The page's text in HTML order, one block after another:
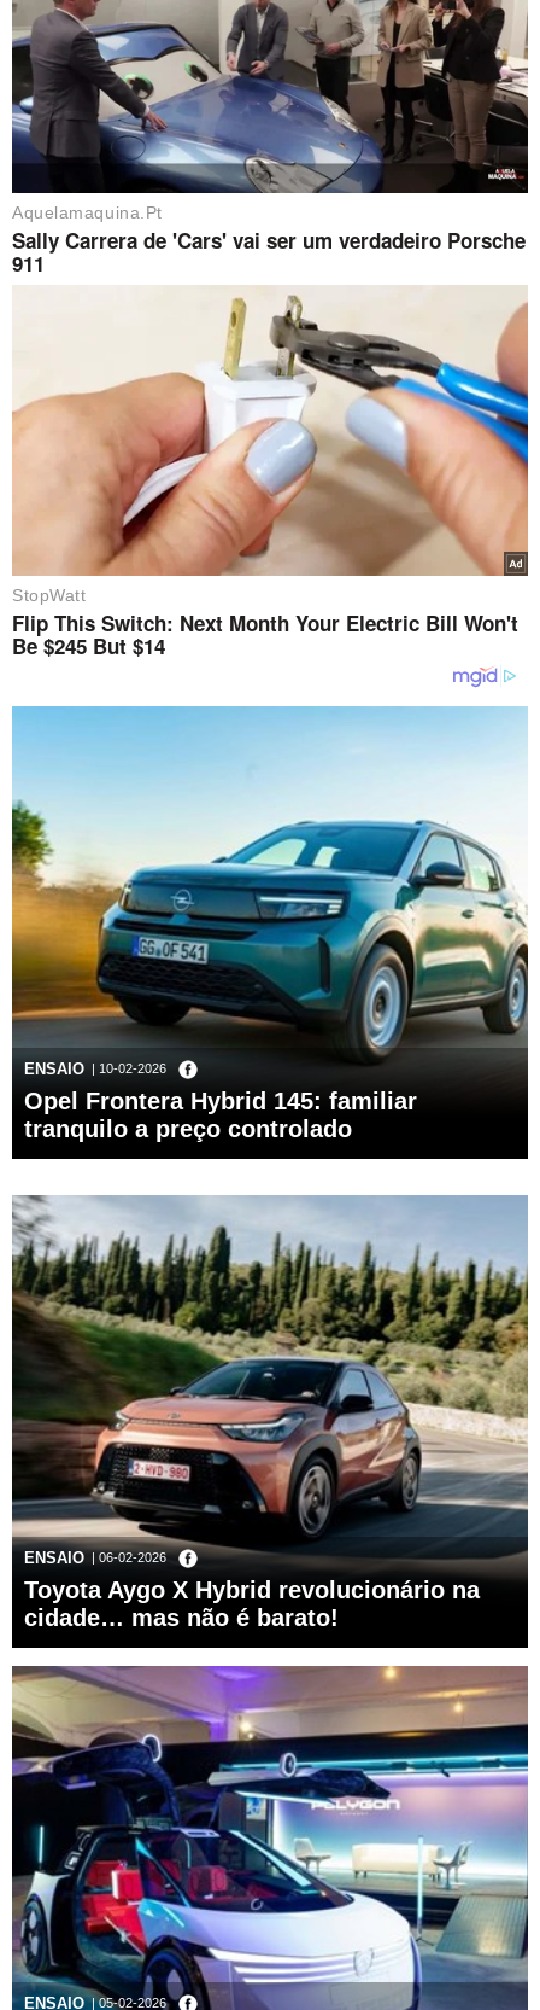
ENSAIO | 10-02-2026
Opel Frontera Hybrid 145: familiar
tranquilo a preço controlado
ENSAIO | 06-02-2026
Toyota Aygo X Hybrid revolucionário na
cidade… mas não é barato!
ENSAIO | 05-02-2026